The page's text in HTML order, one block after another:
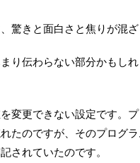
驚きと面白さと焦りが混ざ
り伝わらない部分かもし
変更できない設定です。
たのですが、そのプログ
されていたのです。